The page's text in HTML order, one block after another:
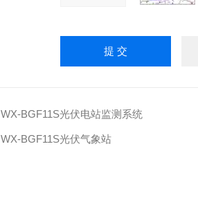
WX-BGF11S光伏电站监测系统
WX-BGF11S光伏气象站